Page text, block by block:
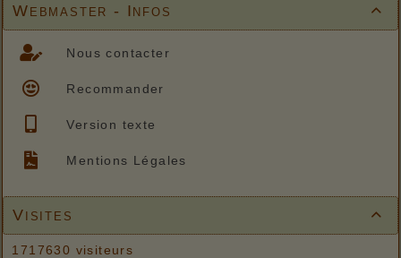

Webmaster - Infos
Nous contacter
Recommander
Version texte
Mentions Légales

Visites
1717630 visiteurs